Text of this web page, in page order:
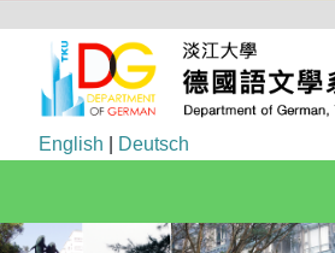
English Deutsch